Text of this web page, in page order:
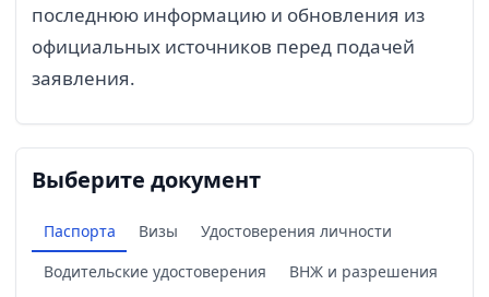
последнюю информацию и обновления из
официальных источников перед подачей
заявления.
Выберите документ
Паспорта Визы
Удостоверения личности
Водительские удостоверения
ВНЖ и разрешения